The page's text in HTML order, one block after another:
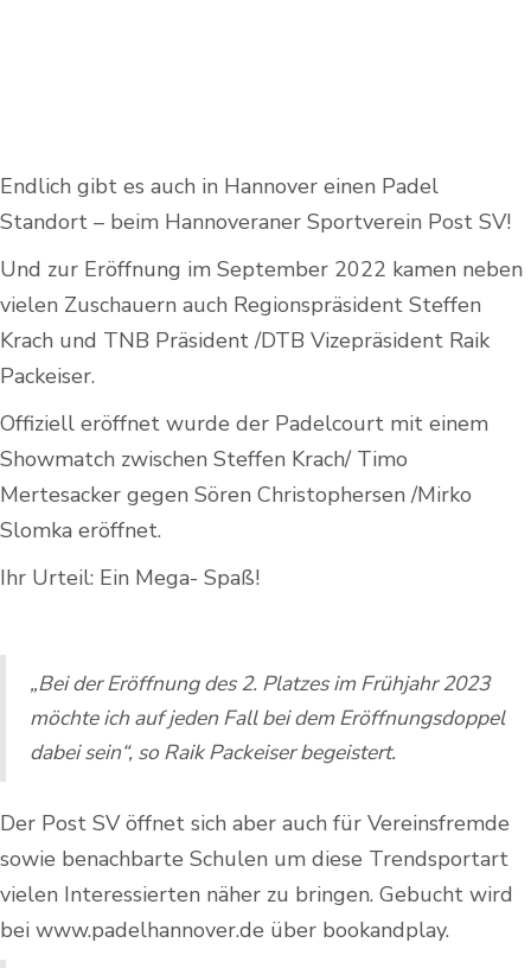
Endlich gibt es auch in Hannover einen Padel
Standort – beim Hannoveraner Sportverein Post SV!
Und zur Eröffnung im September 2022 kamen neben
vielen Zuschauern auch Regionspräsident Steffen
Krach und TNB Präsident /DTB Vizepräsident Raik
Packeiser.
Offiziell eröffnet wurde der Padelcourt mit einem
Showmatch zwischen Steffen Krach/ Timo
Mertesacker gegen Sören Christophersen /Mirko
Slomka eröffnet.
Ihr Urteil: Ein Mega- Spaß!
„Bei der Eröffnung des 2. Platzes im Frühjahr 2023
möchte ich auf jeden Fall bei dem Eröffnungsdoppel
dabei sein“, so Raik Packeiser begeistert.
Der Post SV öffnet sich aber auch für Vereinsfremde
sowie benachbarte Schulen um diese Trendsportart
vielen Interessierten näher zu bringen. Gebucht wird
bei www.padelhannover.de über bookandplay.